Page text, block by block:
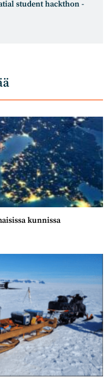
student hackthon -
kunnissa